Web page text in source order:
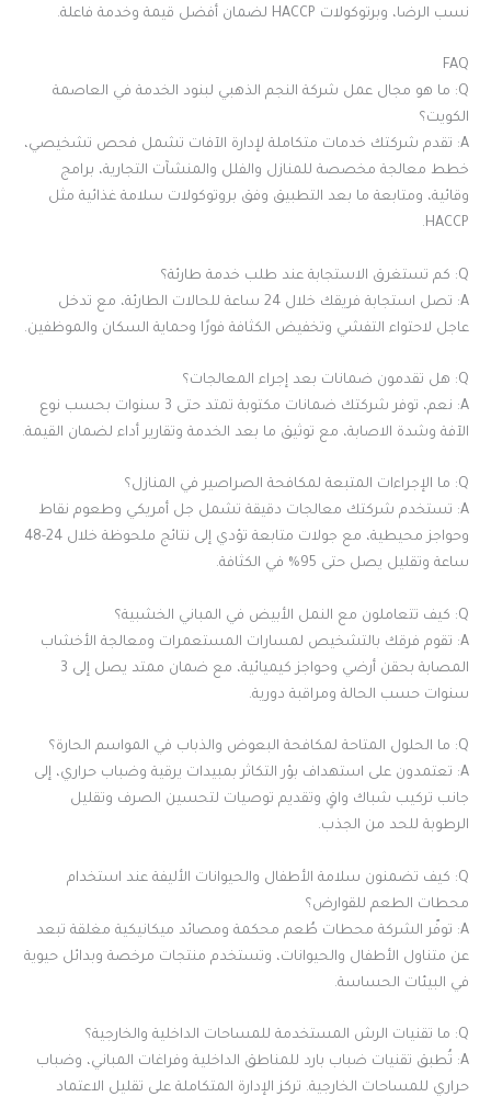
نسب الرضا، وبرتوكولات HACCP لضمان أفضل قيمة وخدمة فاعلة.
FAQ
Q: ما هو مجال عمل شركة النجم الذهبي لبنود الخدمة في العاصمة
الكويت؟
A: تقدم شركتك خدمات متكاملة لإدارة الآفات تشمل فحص تشخيصي،
خطط معالجة مخصصة للمنازل والفلل والمنشآت التجارية، برامج
وقائية، ومتابعة ما بعد التطبيق وفق بروتوكولات سلامة غذائية مثل
HACCP.
Q: كم تستغرق الاستجابة عند طلب خدمة طارئة؟
A: تصل استجابة فريقك خلال 24 ساعة للحالات الطارئة، مع تدخل
عاجل لاحتواء التفشي وتخفيض الكثافة فورًا وحماية السكان والموظفين.
Q: هل تقدمون ضمانات بعد إجراء المعالجات؟
A: نعم، توفر شركتك ضمانات مكتوبة تمتد حتى 3 سنوات بحسب نوع
الآفة وشدة الاصابة، مع توثيق ما بعد الخدمة وتقارير أداء لضمان القيمة.
Q: ما الإجراءات المتبعة لمكافحة الصراصير في المنازل؟
A: تستخدم شركتك معالجات دقيقة تشمل جل أمريكي وطعوم نقاط
وحواجز محيطية، مع جولات متابعة تؤدي إلى نتائج ملحوظة خلال 24-48
ساعة وتقليل يصل حتى 95% في الكثافة.
Q: كيف تتعاملون مع النمل الأبيض في المباني الخشبية؟
A: تقوم فرقك بالتشخيص لمسارات المستعمرات ومعالجة الأخشاب
المصابة بحقن أرضي وحواجز كيميائية، مع ضمان ممتد يصل إلى 3
سنوات حسب الحالة ومراقبة دورية.
Q: ما الحلول المتاحة لمكافحة البعوض والذباب في المواسم الحارة؟
A: تعتمدون على استهداف بؤر التكاثر بمبيدات يرقية وضباب حراري، إلى
جانب تركيب شباك واقٍ وتقديم توصيات لتحسين الصرف وتقليل
الرطوبة للحد من الجذب.
Q: كيف تضمنون سلامة الأطفال والحيوانات الأليفة عند استخدام
محطات الطعم للقوارض؟
A: توفّر الشركة محطات طُعم محكمة ومصائد ميكانيكية مغلقة تبعد
عن متناول الأطفال والحيوانات، وتستخدم منتجات مرخصة وبدائل حيوية
في البيئات الحساسة.
Q: ما تقنيات الرش المستخدمة للمساحات الداخلية والخارجية؟
A: تُطبق تقنيات ضباب بارد للمناطق الداخلية وفراغات المباني، وضباب
حراري للمساحات الخارجية. تركز الإدارة المتكاملة على تقليل الاعتماد